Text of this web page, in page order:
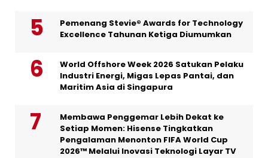
Pemenang Stevie® Awards for Technology
Excellence Tahunan Ketiga Diumumkan
World Offshore Week 2026 Satukan Pelaku
Industri Energi, Migas Lepas Pantai, dan
Maritim Asia di Singapura
Membawa Penggemar Lebih Dekat ke
Setiap Momen: Hisense Tingkatkan
Pengalaman Menonton FIFA World Cup
2026™ Melalui Inovasi Teknologi Layar TV